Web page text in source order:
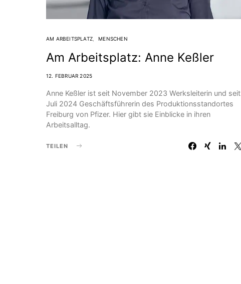
AM ARBEITSPLATZ MENSCHEN
Am Arbeitsplatz: Anne Keßler
12. FEBRUAR 2025
Anne Keßler ist seit November 2023 Werksleiterin und seit
Juli 2024 Geschäftsführerin des Produktionsstandortes
Freiburg von Pfizer. Hier gibt sie Einblicke in ihren
Arbeitsalltag.
TEILEN